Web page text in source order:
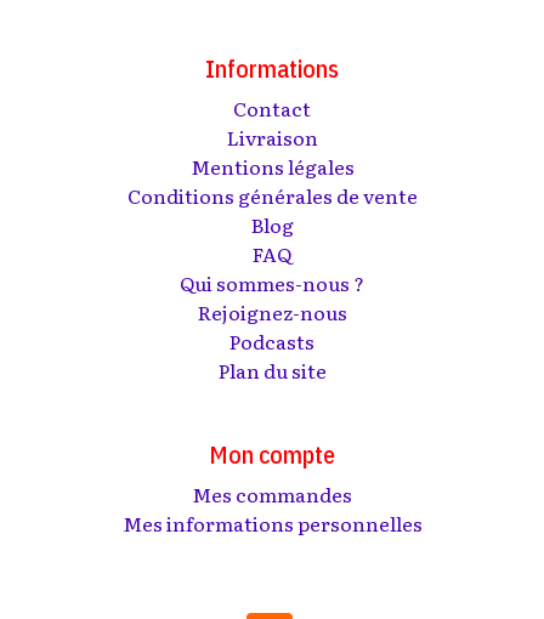
Informations
Contact
Livraison
Mentions légales
Conditions générales de vente
Blog
FAQ
Qui sommes-nous ?
Rejoignez-nous
Podcasts
Plan du site
Mon compte
Mes commandes
Mes informations personnelles